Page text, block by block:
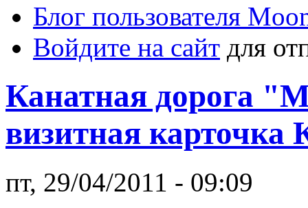
Блог пользователя
Войдите на сайт для
Канатная дорога
визитная
пт, 29/04/2011 - 09:09